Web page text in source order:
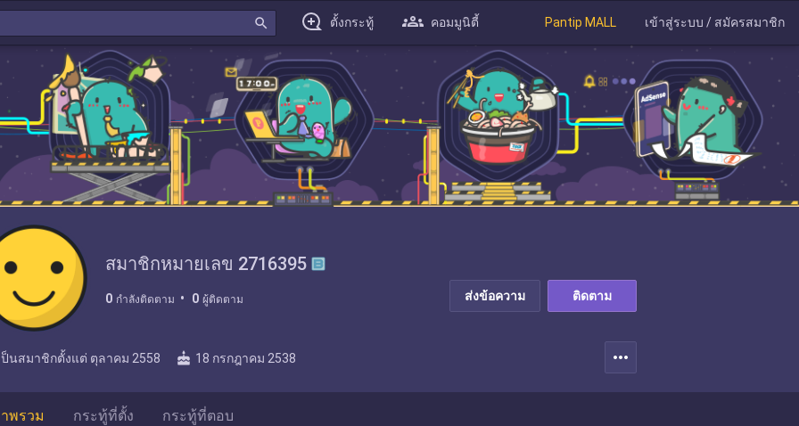
search ตั้งกระทู้ คอมมูนิตี้ Pantip MALL เข้าสู่ระบบ / สมัครสมาชิก
สมาชิกหมายเลข 2716395
0 กำลังติดตาม 0 ผู้ติดตาม ส่งข้อความ ติดตาม
ป็นสมาชิกตั้งแต่ ตุลาคม 2558 cake 18 กรกฎาคม 2538 more_horiz
พรวม กระทู้ที่ตั้ง กระทู้ที่ตอบ